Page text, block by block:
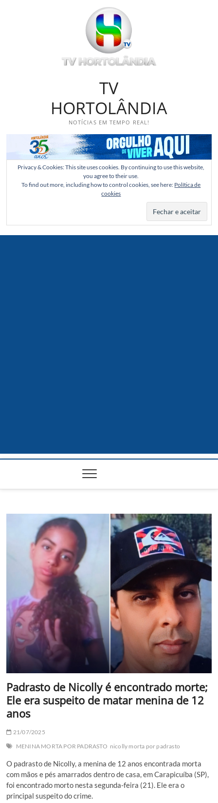
TV
HORTOLÂNDIA
NOTÍCIAS EM TEMPO REAL!
Privacy & Cookies: This site uses cookies. By continuing to use this website,
you agree to their use.
To find out more, including how to control cookies, see here: Política de
cookies
Padrasto de Nicolly é encontrado morte;
Ele era suspeito de matar menina de 12
anos
21/07/2025
MENINA MORTA POR PADRASTO nicolly morta por padrasto
O padrasto de Nicolly, a menina de 12 anos encontrada morta
com mãos e pés amarrados dentro de casa, em Carapicuíba (SP),
foi encontrado morto nesta segunda-feira (21). Ele era o
principal suspeito do crime.